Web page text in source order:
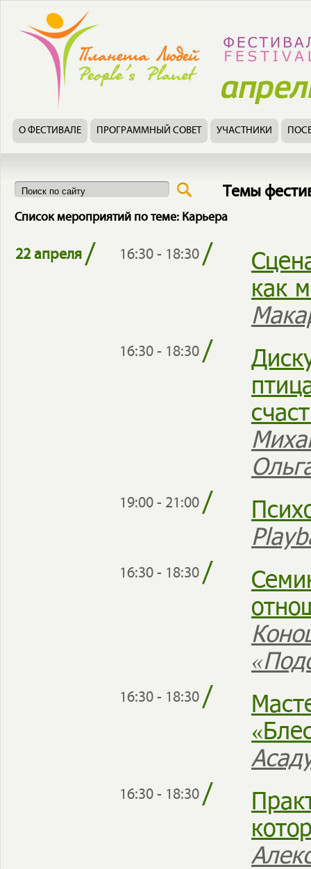
О ФЕСТИВАЛЕ ПРОГРАММНЫЙ СОВЕТ УЧАСТНИКИ
Темы
Список мероприятий по теме: Карьера
22 апреля/ 16:30 - 18:30/
как
16:30 - 18:30/
19:00 - 21:00/
16:30 - 18:30/
16:30 - 18:30/
16:30 - 18:30/